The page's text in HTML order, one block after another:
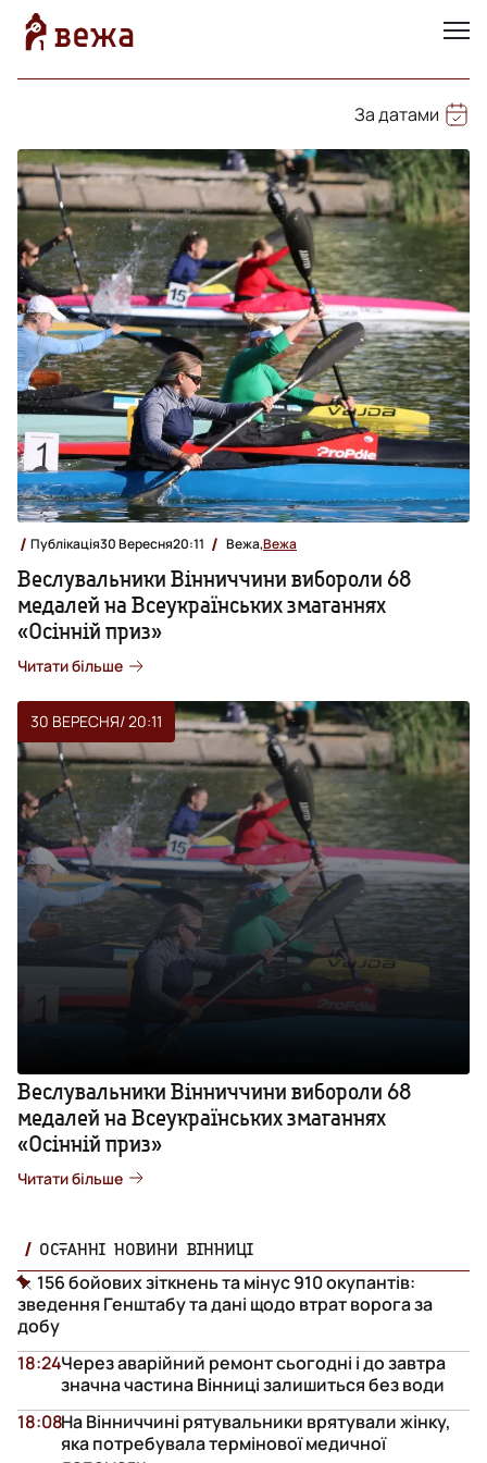
За датами
Публікація30 Вересня20:11 Вежа,Вежа
Веслувальники Вінниччини вибороли 68
медалей на Всеукраїнських змаганнях
«Осінній приз»
Читати більше
30 ВЕРЕСНЯ/ 20:11
Веслувальники Вінниччини вибороли 68
медалей на Всеукраїнських змаганнях
«Осінній приз»
Читати більше
ОСТАННІ НОВИНИ ВІННИЦІ
156 бойових зіткнень та мінус 910 окупантів:
зведення Генштабу та дані щодо втрат ворога за
добу
Через аварійний ремонт сьогодні і до завтра
значна частина Вінниці залишиться без води
18:24
На Вінниччині рятувальники врятували жінку,
яка потребувала термінової медичної
18:08